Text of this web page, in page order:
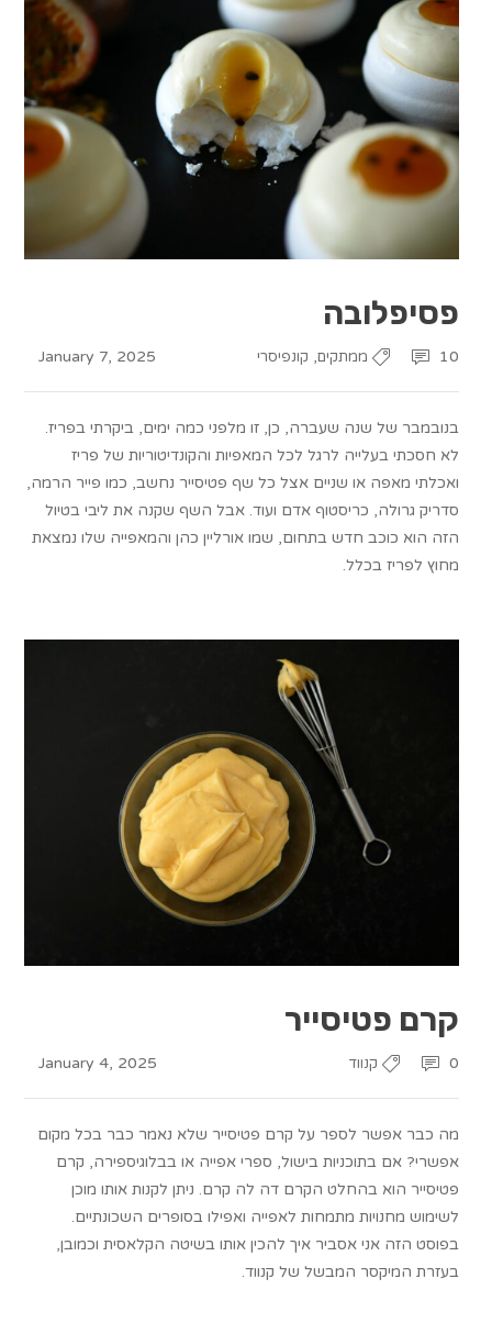
פסיפלובה
January 7, 2025 ממתקים, קונפיסרי 10
בנובמבר של שנה שעברה, כן, זו מלפני כמה ימים, ביקרתי בפריז.
לא חסכתי בעלייה לרגל לכל המאפיות והקונדיטוריות של פריז
ואכלתי מאפה או שניים אצל כל שף פטיסייר נחשב, כמו פייר הרמה,
סדריק גרולה, כריסטוף אדם ועוד. אבל השף שקנה את ליבי בטיול
הזה הוא כוכב חדש בתחום, שמו אורליין כהן והמאפייה שלו נמצאת
מחוץ לפריז בכלל.
קרם פטיסייר
January 4, 2025 קנווד 0
מה כבר אפשר לספר על קרם פטיסייר שלא נאמר כבר בכל מקום
אפשרי? אם בתוכניות בישול, ספרי אפייה או בבלוגיספירה, קרם
פטיסייר הוא בהחלט הקרם דה לה קרם. ניתן לקנות אותו מוכן
לשימוש מחנויות מתמחות לאפייה ואפילו בסופרים השכונתיים.
בפוסט הזה אני אסביר איך להכין אותו בשיטה הקלאסית וכמובן,
בעזרת המיקסר המבשל של קנווד.